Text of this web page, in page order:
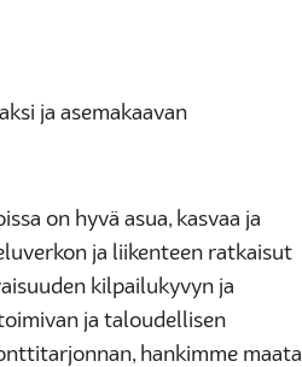
ja asemakaavan
on hyvä asua, kasvaa ja
ja liikenteen ratkaisut
kilpailukyvyn ja
ja taloudellisen
hankimme maata